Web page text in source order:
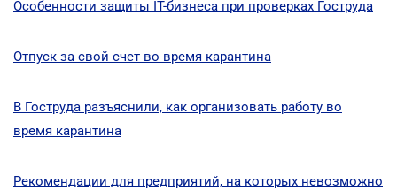
Особенности защиты ІТ-бизнеса при проверках Гоструда
Отпуск за свой счет во время карантина
В Гоструда разъяснили, как организовать работу во
время карантина
Рекомендации для предприятий, на которых невозможно